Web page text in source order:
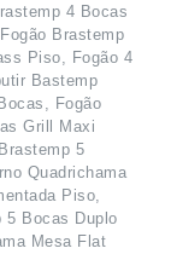
4 Bocas
Brastemp
Piso, Fogão 4
Bastemp
Fogão
Grill Maxi
5
Quadrichama
Piso,
5 Bocas Duplo
Mesa Flat